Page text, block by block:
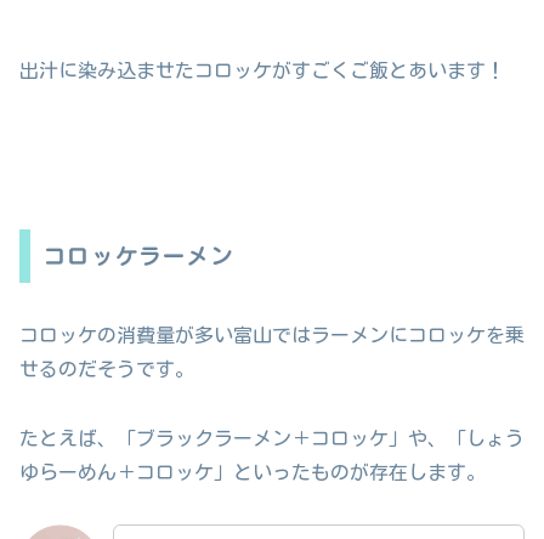
出汁に染み込ませたコロッケがすごくご飯とあいます！
コロッケラーメン
コロッケの消費量が多い富山ではラーメンにコロッケを乗
せるのだそうです。
たとえば、「ブラックラーメン＋コロッケ」や、「しょう
ゆらーめん＋コロッケ」といったものが存在します。